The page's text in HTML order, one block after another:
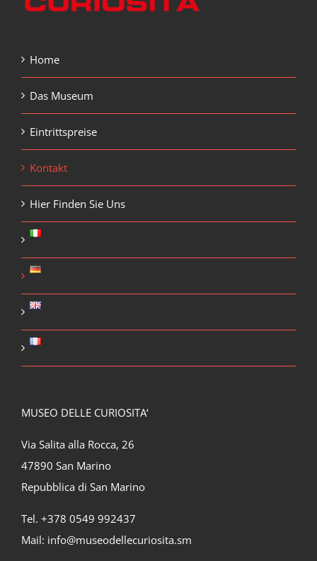
Home
Das Museum
Eintrittspreise
Kontakt
Hier Finden Sie Uns
MUSEO DELLE CURIOSITA‘
Via Salita alla Rocca, 26
47890 San Marino
Repubblica di San Marino
Tel. +378 0549 992437
Mail: info@museodellecuriosita.sm